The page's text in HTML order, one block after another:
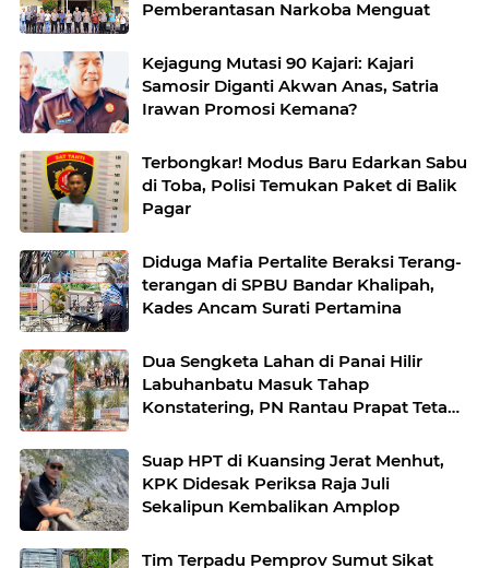
Pemberantasan Narkoba Menguat
Kejagung Mutasi 90 Kajari: Kajari
Samosir Diganti Akwan Anas, Satria
Irawan Promosi Kemana?
Terbongkar! Modus Baru Edarkan Sabu
di Toba, Polisi Temukan Paket di Balik
Pagar
Diduga Mafia Pertalite Beraksi Terang-
terangan di SPBU Bandar Khalipah,
Kades Ancam Surati Pertamina
Dua Sengketa Lahan di Panai Hilir
Labuhanbatu Masuk Tahap
Konstatering, PN Rantau Prapat Tetap
Suap HPT di Kuansing Jerat Menhut,
KPK Didesak Periksa Raja Juli
Sekalipun Kembalikan Amplop
Tim Terpadu Pemprov Sumut Sikat